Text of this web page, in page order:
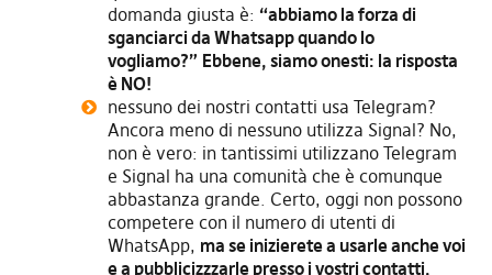
domanda giusta è: “abbiamo la forza di
sganciarci da Whatsapp quando lo
vogliamo?” Ebbene, siamo onesti: la risposta
è NO!
nessuno dei nostri contatti usa Telegram?
Ancora meno di nessuno utilizza Signal? No,
non è vero: in tantissimi utilizzano Telegram
e Signal ha una comunità che è comunque
abbastanza grande. Certo, oggi non possono
competere con il numero di utenti di
WhatsApp, ma se inizierete a usarle anche voi
e a pubblicizzzarle presso i vostri contatti,